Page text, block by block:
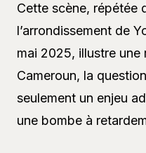
Cette scène, répétée
l’arrondissement de
mai 2025, illustre
Cameroun, la
seulement un enjeu
une bombe à